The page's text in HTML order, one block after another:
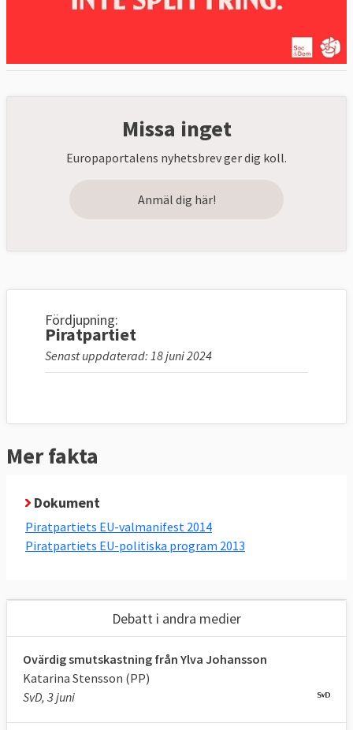
Missa inget
Europaportalens nyhetsbrev ger dig koll.
Anmäl dig här!
Fördjupning:
Piratpartiet
Senast uppdaterad: 18 juni 2024
Mer fakta
Dokument
Piratpartiets EU-valmanifest 2014
Piratpartiets EU-politiska program 2013
Debatt i andra medier
Ovärdig smutskastning från Ylva Johansson
Katarina Stensson (PP)
SvD, 3 juni